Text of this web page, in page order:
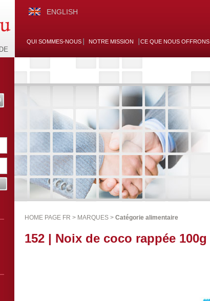
ENGLISH
QUI SOMMES-NOUS NOTRE MISSION CE QUE NOUS OFFRONS
HOME PAGE FR > MARQUES > Catégorie alimentaire
152 | Noix de coco rappée 100g